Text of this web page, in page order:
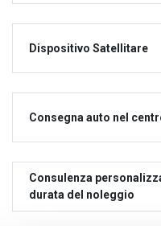
Dispositivo Satellitare
Consegna auto nel
Consulenza
durata del noleggio